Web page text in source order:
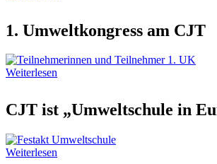
1. Umweltkongress am CJT
Weiterlesen
CJT ist „Umweltschule in
Weiterlesen